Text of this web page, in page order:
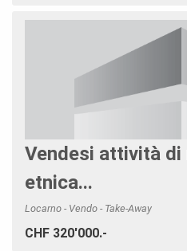
Vendesi attività
etnica...
Locarno - Vendo - Take-Away
CHF 320'000.-